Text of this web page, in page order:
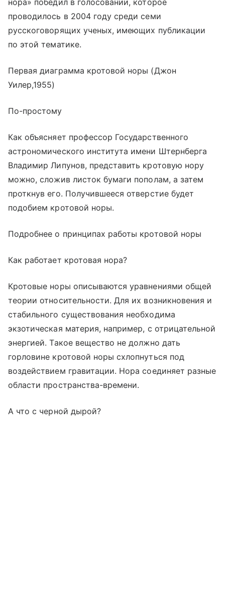
проводилось в 2004 году среди семи
русскоговорящих ученых, имеющих публикации
по этой тематике.
Первая диаграмма кротовой норы (Джон
Уилер,1955)
По-простому
Как объясняет профессор Государственного
астрономического института имени Штернберга
Владимир Липунов, представить кротовую нору
можно, сложив листок бумаги пополам, а затем
проткнув его. Получившееся отверстие будет
подобием кротовой норы.
Подробнее о принципах работы кротовой норы
Как работает кротовая нора?
Кротовые норы описываются уравнениями общей
теории относительности. Для их возникновения и
стабильного существования необходима
экзотическая материя, например, с отрицательной
энергией. Такое вещество не должно дать
горловине кротовой норы схлопнуться под
воздействием гравитации. Нора соединяет разные
области пространства-времени.
А что с черной дырой?